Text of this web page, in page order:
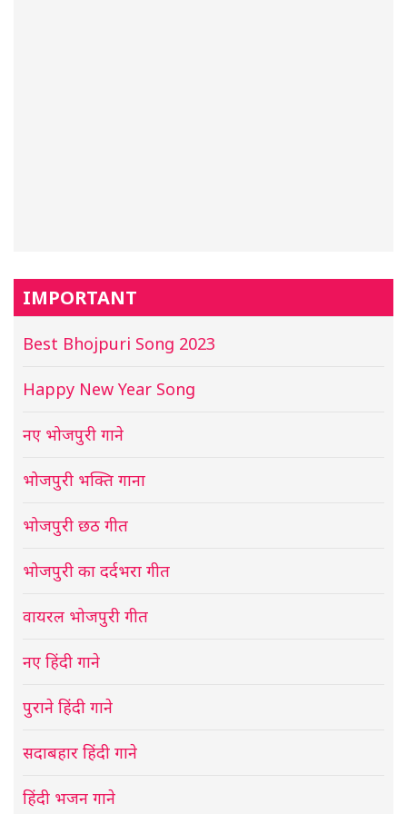
IMPORTANT
Best Bhojpuri Song 2023
Happy New Year Song
नए भोजपुरी गाने
भोजपुरी भक्ति गाना
भोजपुरी छठ गीत
भोजपुरी का दर्दभरा गीत
वायरल भोजपुरी गीत
नए हिंदी गाने
पुराने हिंदी गाने
सदाबहार हिंदी गाने
हिंदी भजन गाने